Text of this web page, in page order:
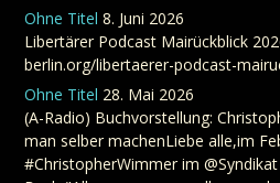
Ohne Titel 8. Juni 2026
Libertärer Podcast Mairückblick
berlin.org/libertaerer-podcast-
Ohne Titel 28. Mai 2026
(A-Radio) Buchvorstellung:
man selber machenLiebe alle,im
#ChristopherWimmer im